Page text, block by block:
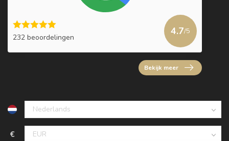
232 beoordelingen
4.7/5
Bekijk meer
€